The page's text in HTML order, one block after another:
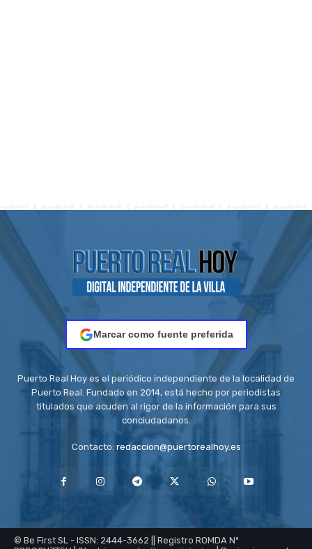
Marcar como fuente preferida
Puerto Real Hoy es el periódico independiente de la localidad de
Puerto Real. Fundado en 2014, está hecho por periodistas
titulados que acuden al rigor de la información para sus
conciudadanos.
Contacto: redaccion@puertorealhoy.es
© Be First SL - ISSN: 2444-3662 || Registro ROMDA Nº